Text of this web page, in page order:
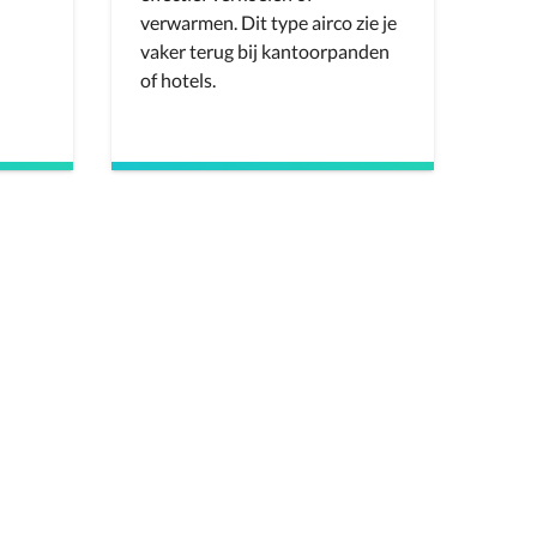
verwarmen. Dit type airco zie je
vaker terug bij kantoorpanden
of hotels.